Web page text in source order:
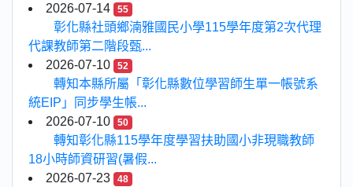
2026-07-14
55
彰化縣社頭鄉湳雅國民小學115學年度第2次代理
代課教師第二階段甄...
2026-07-10
52
轉知本縣所屬「彰化縣數位學習師生單一帳號系
統EIP」同步學生帳...
2026-07-10
50
轉知彰化縣115學年度學習扶助國小非現職教師
18小時師資研習(暑假...
2026-07-23
48